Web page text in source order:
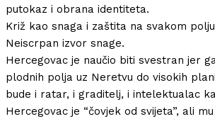
putokaz i obrana identiteta.
Križ kao snaga i zaštita na svakom
Neiscrpan izvor snage.
Hercegovac je naučio biti svestran jer
plodnih polja uz Neretvu do visokih
bude i ratar, i graditelj, i intelektualac
Hercegovac je “čovjek od svijeta”, ali